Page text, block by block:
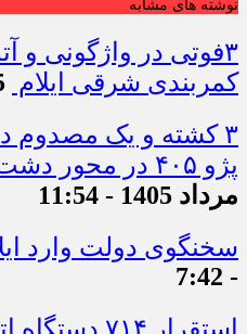
نوشته های مشابه
کمربندی شرقی ایلام 15
۳ کشته و یک مصدوم
پژو ۴۰۵ در محور دشت‌عباس–دهلران
مرداد 1405 - 11:54
سخنگوی دولت وارد
- 7:42